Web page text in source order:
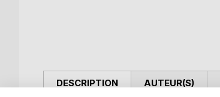
DESCRIPTION AUTEUR(S)